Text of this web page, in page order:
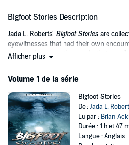
Bigfoot Stories Description
Jada L. Roberts' Bigfoot Storiesare
eyewitnesses that had their own
creature lurking in the woods that is
their story. These reports are from
been changed forever.
After hearing these stories, you may
out in the woods!
©2017 Jada L. Roberts (P)2017 Jada L.
Afficher plus
Volume 1 de la série
Bigfoot Stories
De :Jada L.
Lu par : Brian
Durée : 1 h et 47
Langue : Anglais